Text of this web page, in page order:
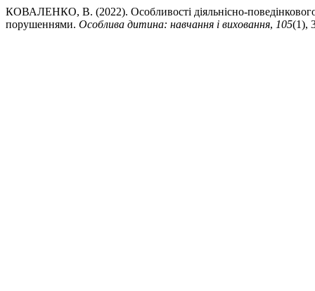
КОВАЛЕНКО, В. (2022). Особливості діяльнісно-поведінкового
порушеннями. Особлива дитина: навчання і виховання, 105(1),